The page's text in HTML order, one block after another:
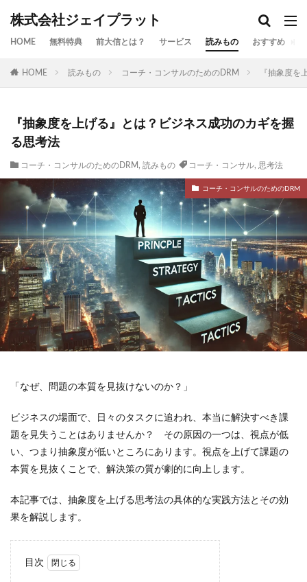
株式会社ジェイプラット
HOME 無料特典 前大信とは？ サービス 読みもの おすすめ
HOME 読みもの コーチ・コンサルのためのDRM 『抽象度を
『抽象度を上げる』とは？ビジネス成功のカギを握
る思考法
コーチ・コンサルのためのDRM , 読みもの コーチ・コンサル, 思考法
コーチ・コンサルのためのDRM
「なぜ、問題の本質を見抜けないのか？」
ビジネスの場面で、日々のタスクに追われ、本当に解決すべき課
題を見失うことはありませんか？ その原因の一つは、視点が低
い、つまり抽象度が低いところにあります。視点を上げて課題の
本質を見抜くことで、解決策の質が劇的に向上します。
本記事では、抽象度を上げる思考法の具体的な実践方法とその効
果を解説します。
目次